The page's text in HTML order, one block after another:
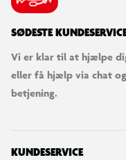
SØDESTE
Vi er klar til at hjælpe
eller få hjælp via chat
betjening.
KUNDESERVICE